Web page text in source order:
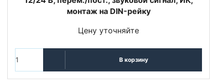
монтаж на DIN-рейку
Цену уточняйте
В корзину